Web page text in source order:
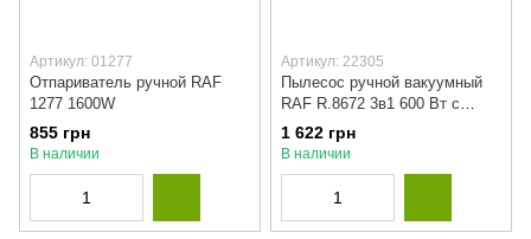
Артикул: 01277
Отпариватель ручной RAF
1277 1600W
855 грн
В наличии
Артикул: 22305
Пылесос ручной вакуумный
RAF R.8672 3в1 600 Вт с
контейнером для сухой
уборки
1 622 грн
В наличии